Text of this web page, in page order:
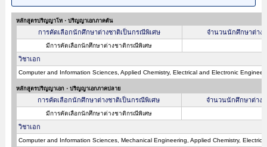
หลักสูตรปริญญาโท・ปริญญาเอกภาคต้น
การคัดเลือกนักศึกษาต่างชาติเป็นกรณีพิเศษ จำนวนนักศึกษาต่าง
มีการคัดเลือกนักศึกษาต่างชาติกรณีพิเศษ
วิชาเอก
Computer and Information Sciences, Applied Chemistry, Electrical and Electronic
หลักสูตรปริญญาเอก・ปริญญาเอกภาคปลาย
การคัดเลือกนักศึกษาต่างชาติเป็นกรณีพิเศษ จำนวนนักศึกษาต่าง
มีการคัดเลือกนักศึกษาต่างชาติกรณีพิเศษ
วิชาเอก
Computer and Information Sciences, Mechanical Engineering, Applied Chemistry,